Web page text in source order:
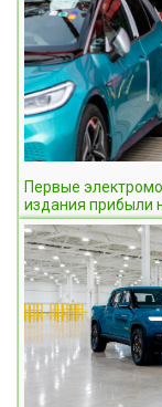
Первые
издания прибыли